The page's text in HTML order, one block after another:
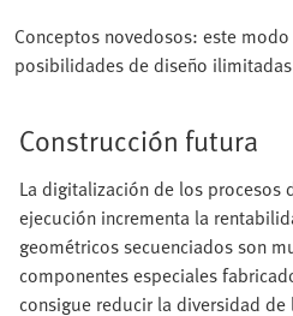
Conceptos novedosos: este
posibilidades de diseño ilimitadas
Construcción futura
La digitalización de los procesos
ejecución incrementa la
geométricos secuenciados son
componentes especiales
consigue reducir la diversidad